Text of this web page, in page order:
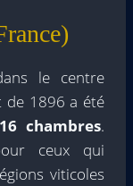
le centre
de 1896 a été
16 chambres.
ceux qui
viticoles